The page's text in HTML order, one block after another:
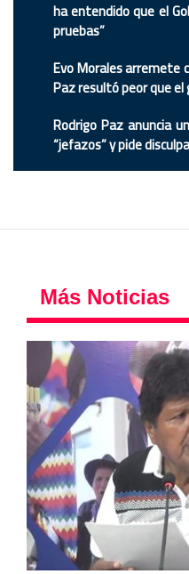
ha entendido que el
pruebas”
Evo Morales arremete
Paz resultó peor que el
Rodrigo Paz anuncia
“jefazos” y pide
Más Noticias